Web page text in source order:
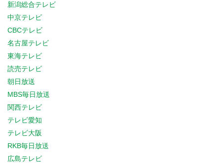
新潟総合テレビ
中京テレビ
CBCテレビ
名古屋テレビ
東海テレビ
読売テレビ
朝日放送
MBS毎日放送
関西テレビ
テレビ愛知
テレビ大阪
RKB毎日放送
広島テレビ